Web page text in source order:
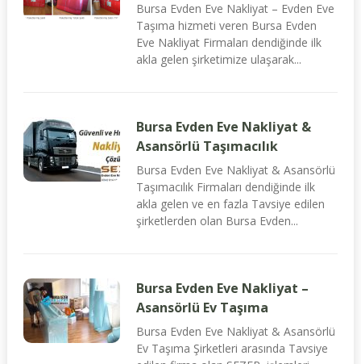
Bursa Evden Eve Nakliyat – Evden Eve
Taşıma hizmeti veren Bursa Evden
Eve Nakliyat Firmaları dendiğinde ilk
akla gelen şirketimize ulaşarak...
Bursa Evden Eve Nakliyat &
Asansörlü Taşımacılık
Bursa Evden Eve Nakliyat & Asansörlü
Taşımacılık Firmaları dendiğinde ilk
akla gelen ve en fazla Tavsiye edilen
şirketlerden olan Bursa Evden...
Bursa Evden Eve Nakliyat –
Asansörlü Ev Taşıma
Bursa Evden Eve Nakliyat & Asansörlü
Ev Taşıma Şirketleri arasında Tavsiye